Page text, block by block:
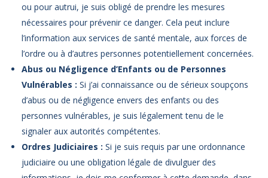
ou pour autrui, je suis obligé de prendre les mesures
nécessaires pour prévenir ce danger. Cela peut inclure
l’information aux services de santé mentale, aux forces de
l’ordre ou à d’autres personnes potentiellement concernées.
Abus ou Négligence d’Enfants ou de Personnes
Vulnérables : Si j’ai connaissance ou de sérieux soupçons
d’abus ou de négligence envers des enfants ou des
personnes vulnérables, je suis légalement tenu de le
signaler aux autorités compétentes.
Ordres Judiciaires : Si je suis requis par une ordonnance
judiciaire ou une obligation légale de divulguer des